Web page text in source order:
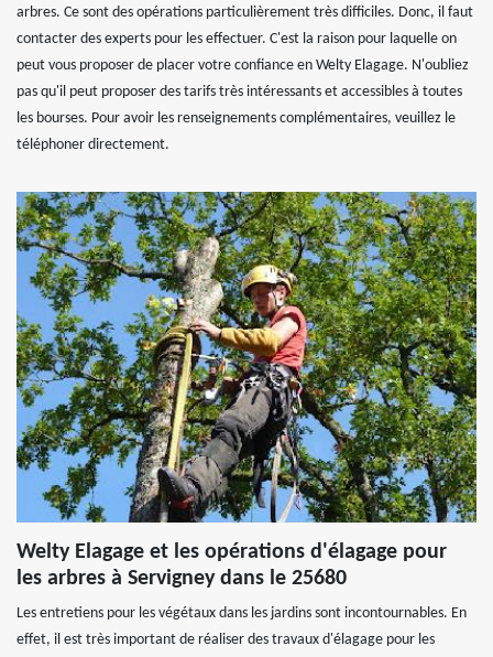
arbres. Ce sont des opérations particulièrement très difficiles. Donc, il faut
contacter des experts pour les effectuer. C'est la raison pour laquelle on
peut vous proposer de placer votre confiance en Welty Elagage. N'oubliez
pas qu'il peut proposer des tarifs très intéressants et accessibles à toutes
les bourses. Pour avoir les renseignements complémentaires, veuillez le
téléphoner directement.
Welty Elagage et les opérations d'élagage pour
les arbres à Servigney dans le 25680
Les entretiens pour les végétaux dans les jardins sont incontournables. En
effet, il est très important de réaliser des travaux d'élagage pour les